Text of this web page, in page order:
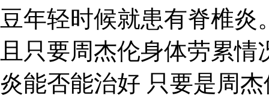
豆年轻时候就患有脊椎
且只要周杰伦身体劳累
炎能否能治好 只要是周